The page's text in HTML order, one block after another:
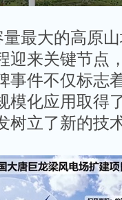
量最大的高原
迎来关键节点
事件不仅标志
模化应用取得
树立了新的技